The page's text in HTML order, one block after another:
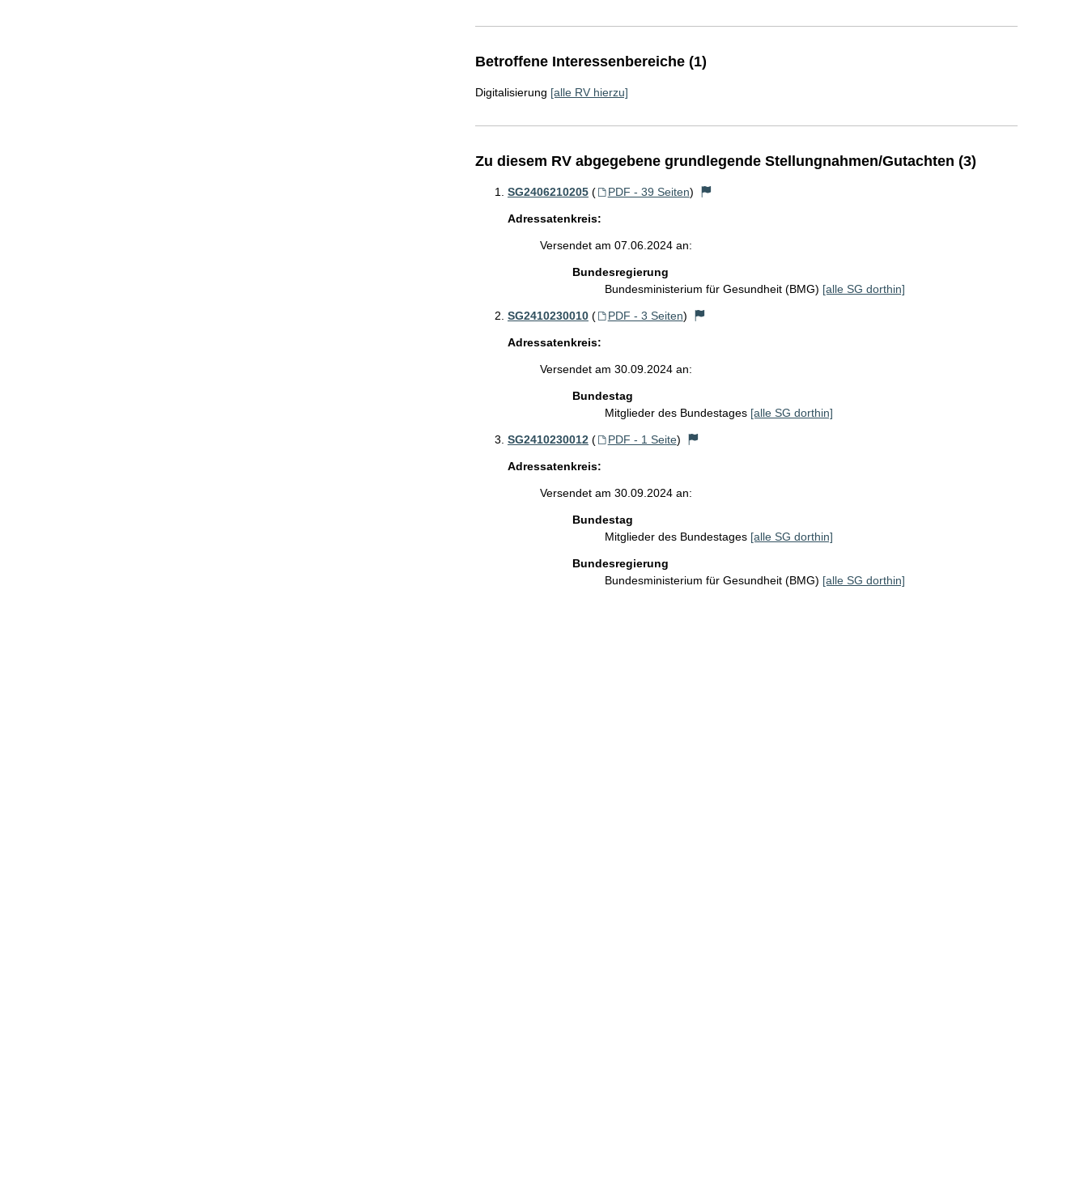
Betroffene Interessenbereiche (1)
Digitalisierung [alle RV hierzu]
Zu diesem RV abgegebene grundlegende Stellungnahmen/Gutachten (3)
SG2406210205 ( PDF - 39 Seiten)
Adressatenkreis:
Versendet am 07.06.2024 an:
Bundesregierung
Bundesministerium für Gesundheit (BMG) [alle SG dorthin]
SG2410230010 ( PDF - 3 Seiten)
Adressatenkreis:
Versendet am 30.09.2024 an:
Bundestag
Mitglieder des Bundestages [alle SG dorthin]
SG2410230012 ( PDF - 1 Seite)
Adressatenkreis:
Versendet am 30.09.2024 an:
Bundestag
Mitglieder des Bundestages [alle SG dorthin]
Bundesregierung
Bundesministerium für Gesundheit (BMG) [alle SG dorthin]